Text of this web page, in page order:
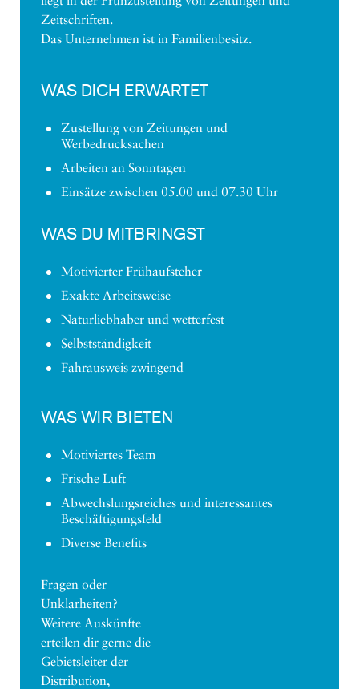
Zeitschriften.
Das Unternehmen ist in Familienbesitz.
WAS DICH ERWARTET
Zustellung von Zeitungen und
Werbedrucksachen
Arbeiten an Sonntagen
Einsätze zwischen 05.00 und 07.30 Uhr
WAS DU MITBRINGST
Motivierter Frühaufsteher
Exakte Arbeitsweise
Naturliebhaber und wetterfest
Selbstständigkeit
Fahrausweis zwingend
WAS WIR BIETEN
Motiviertes Team
Frische Luft
Abwechslungsreiches und interessantes
Beschäftigungsfeld
Diverse Benefits
Fragen oder
Unklarheiten?
Weitere Auskünfte
erteilen dir gerne die
Gebietsleiter der
Distribution,